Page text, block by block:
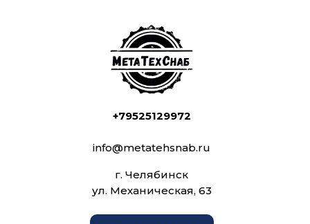
+79525129972
info@metatehsnab.ru
г. Челябинск
ул. Механическая, 63